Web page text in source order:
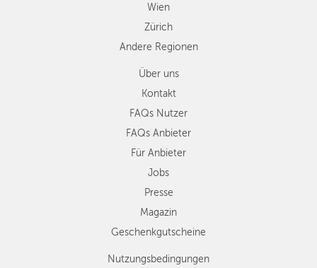
Wien
Zürich
Andere Regionen
Über uns
Kontakt
FAQs Nutzer
FAQs Anbieter
Für Anbieter
Jobs
Presse
Magazin
Geschenkgutscheine
Nutzungsbedingungen